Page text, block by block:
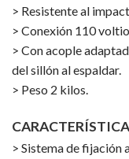
> Resistente al
> Conexión 110
> Con acople
del sillón al espaldar.
> Peso 2 kilos.
> Sistema de fijación